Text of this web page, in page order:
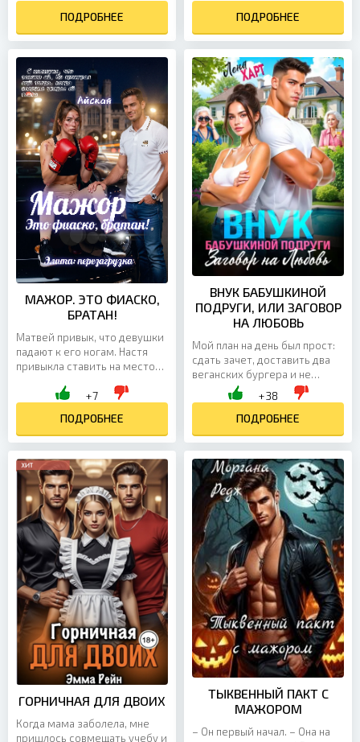
ПОДРОБНЕЕ
прокажённых. Так...
ПОДРОБНЕЕ
МАЖОР. ЭТО ФИАСКО,
БРАТАН!
Матвей привык, что девушки
падают к его ногам. Настя
привыкла ставить на место
встреча — вспышка
+7
ПОДРОБНЕЕ
ВНУК БАБУШКИНОЙ
ПОДРУГИ, ИЛИ ЗАГОВОР
НА ЛЮБОВЬ
Мой план на день был прост:
сдать зачет, доставить два
веганских бургера и не
помереть от жары. Я
блестяще провалилась по
всем пунктам, когда мой...
+38
ПОДРОБНЕЕ
ГОРНИЧНАЯ ДЛЯ ДВОИХ
Когда мама заболела, мне
пришлось совмещать учебу и
ТЫКВЕННЫЙ ПАКТ С
МАЖОРОМ
– Он первый начал. – Она на